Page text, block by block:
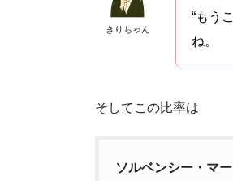
きりちゃん
“もう
ね。
そしてこの比率は
ソルベンシー・マ